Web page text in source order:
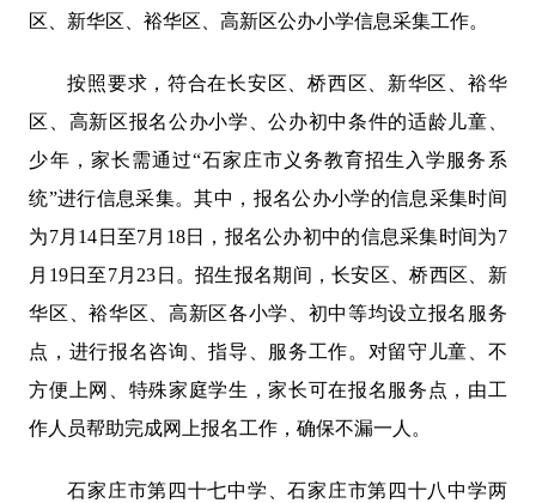
区、新华区、裕华区、高新区公办小学信息采集工作。
按照要求，符合在长安区、桥西区、新华区、裕华
区、高新区报名公办小学、公办初中条件的适龄儿童、
少年，家长需通过“石家庄市义务教育招生入学服务系
统”进行信息采集。其中，报名公办小学的信息采集时间
为7月14日至7月18日，报名公办初中的信息采集时间为7
月19日至7月23日。招生报名期间，长安区、桥西区、新
华区、裕华区、高新区各小学、初中等均设立报名服务
点，进行报名咨询、指导、服务工作。对留守儿童、不
方便上网、特殊家庭学生，家长可在报名服务点，由工
作人员帮助完成网上报名工作，确保不漏一人。
石家庄市第四十七中学、石家庄市第四十八中学两